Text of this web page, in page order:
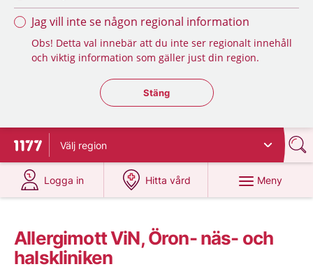
Jag vill inte se någon regional information
Obs! Detta val innebär att du inte ser regionalt innehåll
och viktig information som gäller just din region.
Stäng regionsväljaren
Stäng
Till startsidan för 1177
Välj region
Logga in
på 1177.se
Hitta vård
på 1177.se
Meny
Allergimott ViN, Öron- näs- och
halskliniken